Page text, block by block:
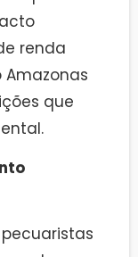
renda
que